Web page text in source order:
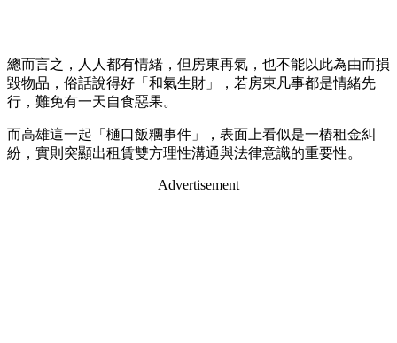
總而言之，人人都有情緒，但房東再氣，也不能以此為由而損
毀物品，俗話說得好「和氣生財」，若房東凡事都是情緒先
行，難免有一天自食惡果。
而高雄這一起「樋口飯糰事件」，表面上看似是一樁租金糾
紛，實則突顯出租賃雙方理性溝通與法律意識的重要性。
Advertisement